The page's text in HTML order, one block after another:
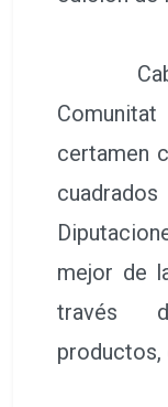
Cabe
certamen
mejor de
través
productos,